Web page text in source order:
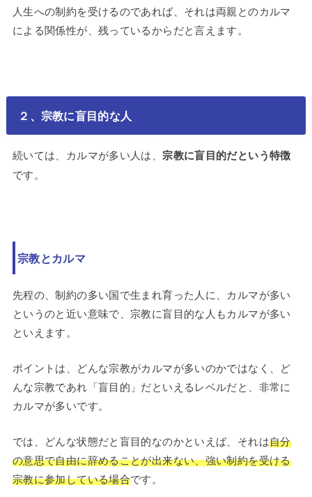
人生への制約を受けるのであれば、それは両親とのカルマ
による関係性が、残っているからだと言えます。
２、宗教に盲目的な人
続いては、カルマが多い人は、宗教に盲目的だという特徴
です。
宗教とカルマ
先程の、制約の多い国で生まれ育った人に、カルマが多い
というのと近い意味で、宗教に盲目的な人もカルマが多い
といえます。
ポイントは、どんな宗教がカルマが多いのかではなく、ど
んな宗教であれ「盲目的」だといえるレベルだと、非常に
カルマが多いです。
では、どんな状態だと盲目的なのかといえば、それは自分
の意思で自由に辞めることが出来ない、強い制約を受ける
宗教に参加している場合です。